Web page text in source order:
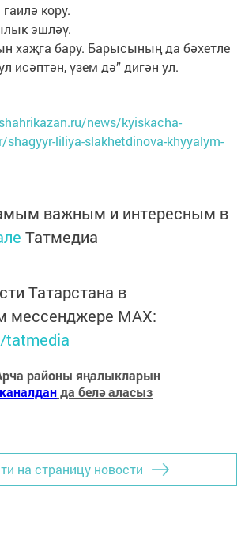
кору.
эшләү.
хаҗга бару. Барысының да бәхетле
исәптән, үзем дә” дигән ул.
news/kyiskacha-
shagyyr-liliya-slakhetdinova-khyyalym-
важным и интересным в
Татмедиа
Татарстана в
мессенджере MАХ:
tatmedia
районы яңалыкларын
да белә аласыз
на страницу новости